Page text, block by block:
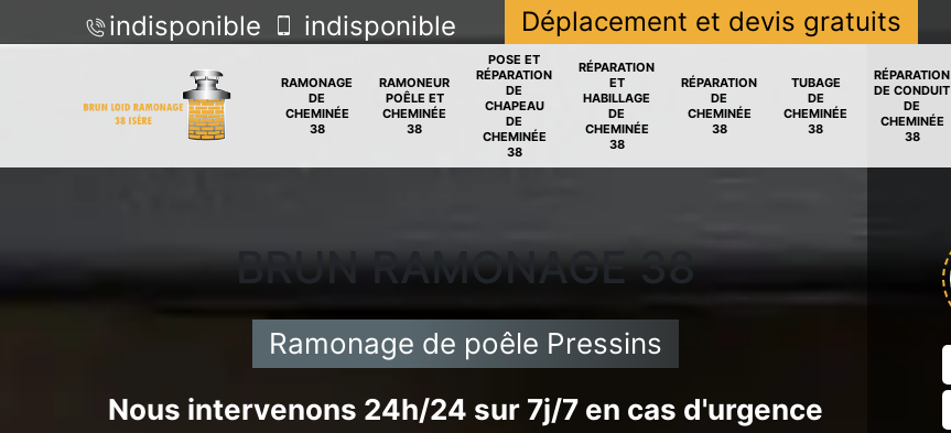
indisponible indisponible Déplacement et devis gratuits
RAMONAGE
DE
CHEMINÉE
38
RAMONEUR
POÊLE ET
CHEMINÉE
38
POSE ET
RÉPARATION
DE
CHAPEAU
DE
CHEMINÉE
38
RÉPARATION
ET
HABILLAGE
DE
CHEMINÉE
38
RÉPARATION
DE
CHEMINÉE
38
TUBAGE
DE
CHEMINÉE
38
RÉPARATION
DE CONDUIT
DE
CHEMINÉE
38
BRUN RAMONAGE 38
Ramonage de poêle Pressins
Nous intervenons 24h/24 sur 7j/7 en cas d'urgence